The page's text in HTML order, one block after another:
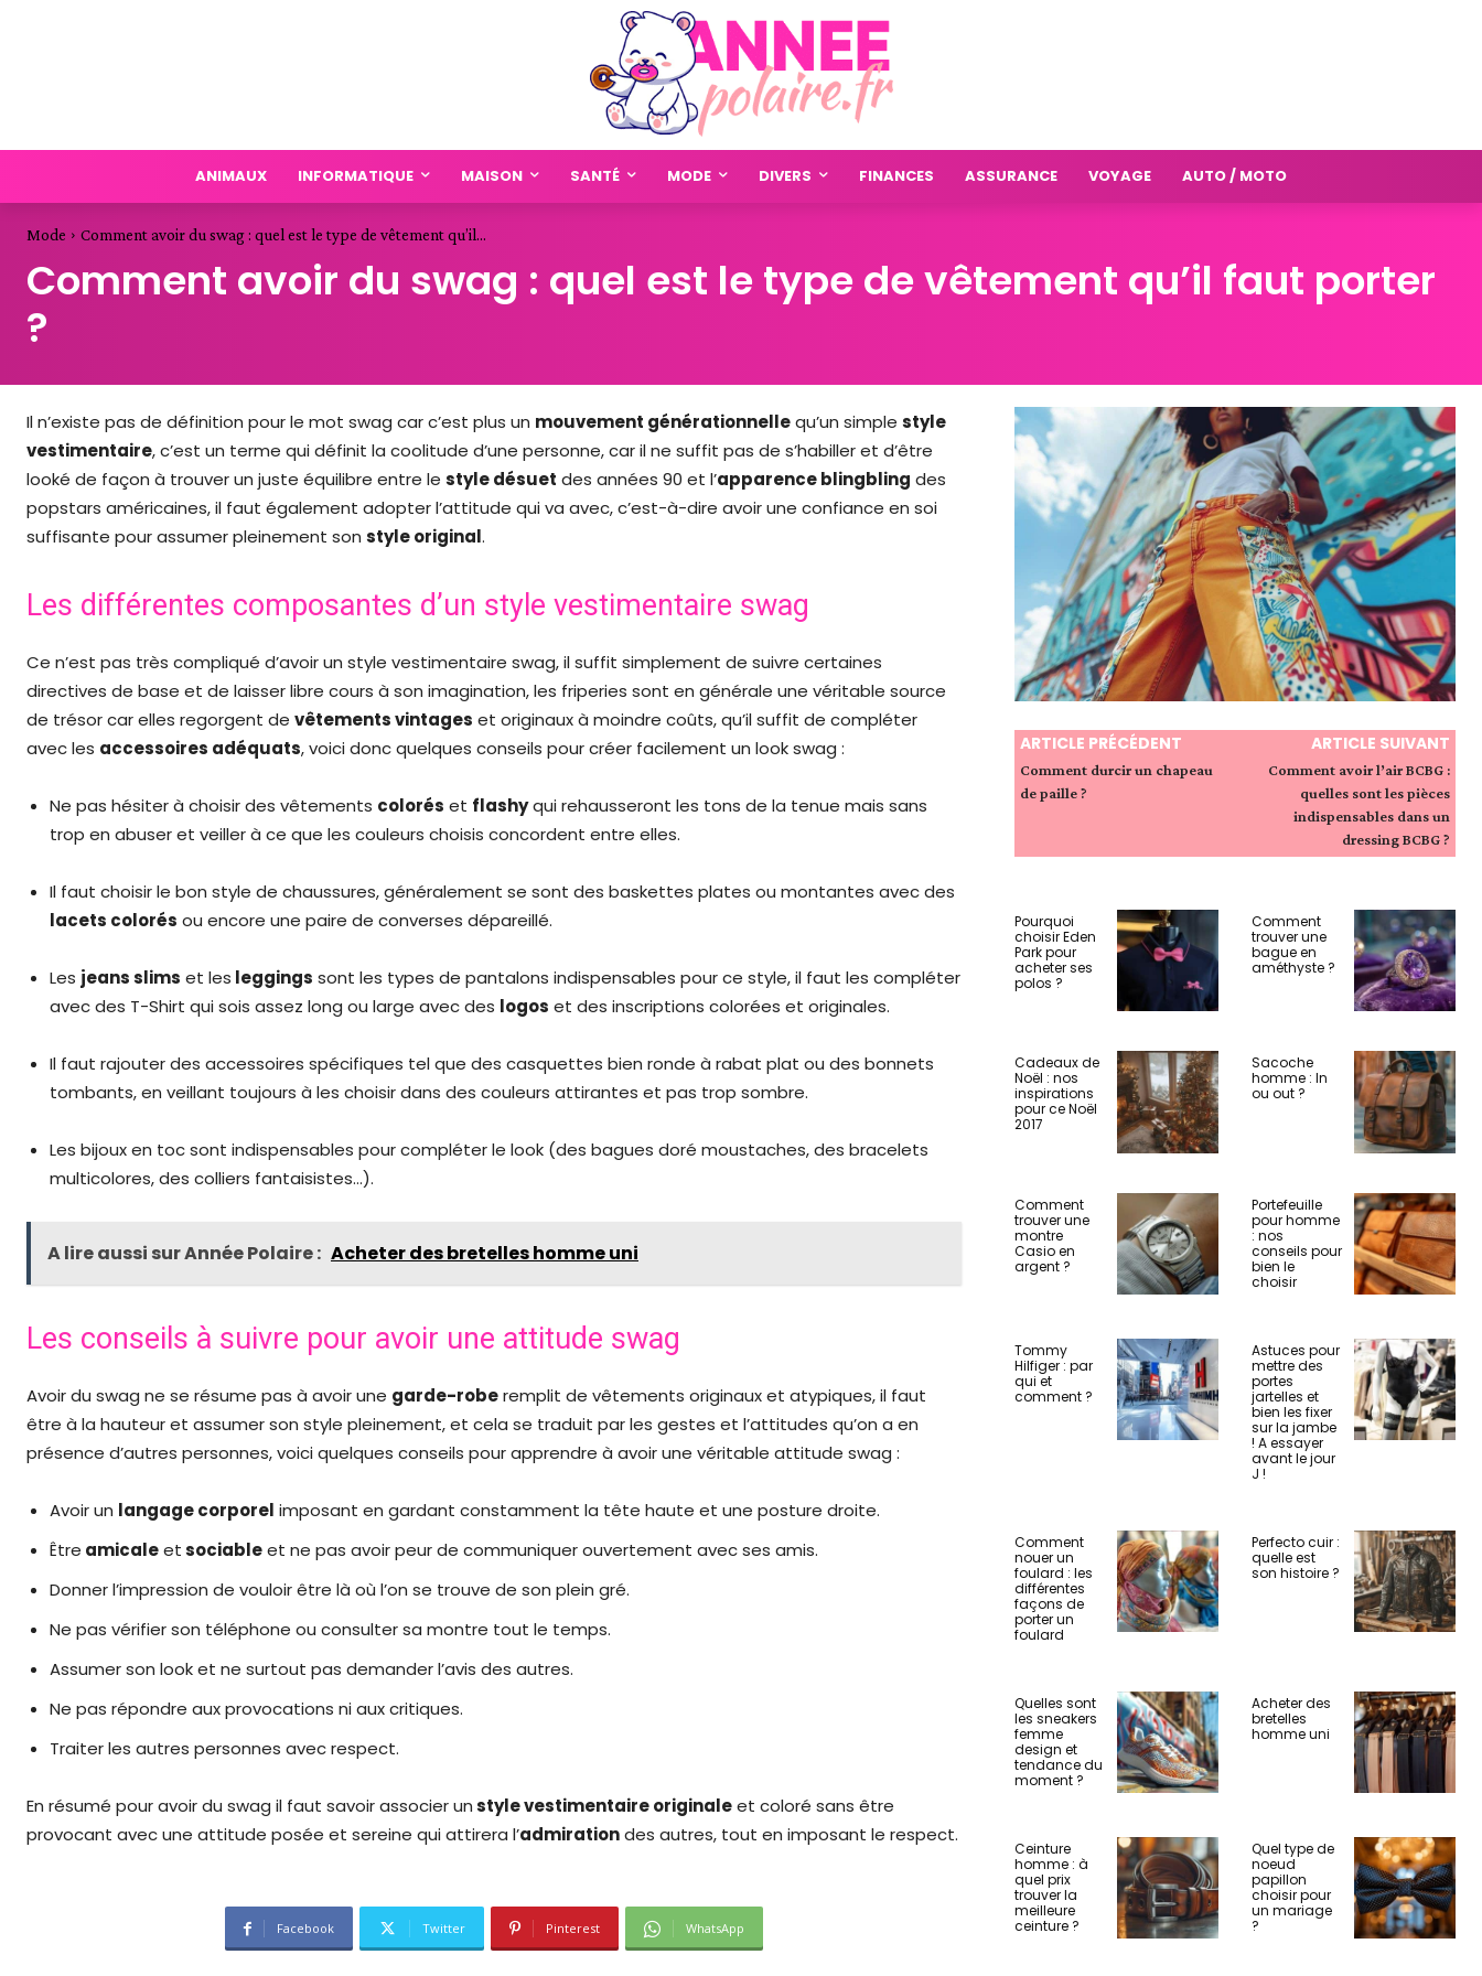
ANIMAUX INFORMATIQUE MAISON SANTÉ MODE DIVERS FINANCES ASSURANCE VOYAGE AUTO / MOTO
Mode Comment avoir du swag : quel est le type de vêtement qu’il...
Comment avoir du swag : quel est le type de vêtement qu’il faut porter
?
Il n’existe pas de définition pour le mot swag car c’est plus un mouvement générationnellequ’un simple style
vestimentaire, c’est un terme qui définit la coolitude d’une personne, car il ne suffit pas de s’habiller et d’être
looké de façon à trouver un juste équilibre entre le style désuet des années 90 et l’apparence blingbling des
popstars américaines, il faut également adopter l’attitude qui va avec, c’est-à-dire avoir une confiance en soi
suffisante pour assumer pleinement son style original.
Les différentes composantes d’un style vestimentaire swag
Ce n’est pas très compliqué d’avoir un style vestimentaire swag, il suffit simplement de suivre certaines
directives de base et de laisser libre cours à son imagination, les friperies sont en générale une véritable source
de trésor car elles regorgent de vêtements vintages et originaux à moindre coûts, qu’il suffit de compléter
avec les accessoires adéquats, voici donc quelques conseils pour créer facilement un look swag :
Ne pas hésiter à choisir des vêtements colorés et flashyqui rehausseront les tons de la tenue mais sans
trop en abuser et veiller à ce que les couleurs choisis concordent entre elles.
Il faut choisir le bon style de chaussures, généralement se sont des baskettes plates ou montantes avec des
lacets colorés ou encore une paire de converses dépareillé.
Les jeans slims et les leggings sont les types de pantalons indispensables pour ce style, il faut les compléter
avec des T-Shirt qui sois assez long ou large avec des logos et des inscriptions colorées et originales.
Il faut rajouter des accessoires spécifiques tel que des casquettes bien ronde à rabat plat ou des bonnets
tombants, en veillant toujours à les choisir dans des couleurs attirantes et pas trop sombre.
Les bijoux en toc sont indispensables pour compléter le look (des bagues doré moustaches, des bracelets
multicolores, des colliers fantaisistes…).
A lire aussi sur Année Polaire : Acheter des bretelles homme uni
Les conseils à suivre pour avoir une attitude swag
Avoir du swag ne se résume pas à avoir une garde-roberemplit de vêtements originaux et atypiques, il faut
être à la hauteur et assumer son style pleinement, et cela se traduit par les gestes et l’attitudes qu’on a en
présence d’autres personnes, voici quelques conseils pour apprendre à avoir une véritable attitude swag :
Avoir un langage corporel imposant en gardant constamment la tête haute et une posture droite.
Être amicaleetsociableet ne pas avoir peur de communiquer ouvertement avec ses amis.
Donner l’impression de vouloir être là où l’on se trouve de son plein gré.
Ne pas vérifier son téléphone ou consulter sa montre tout le temps.
Assumer son look et ne surtout pas demander l’avis des autres.
Ne pas répondre aux provocations ni aux critiques.
Traiter les autres personnes avec respect.
En résumé pour avoir du swag il faut savoir associer unstyle vestimentaire originaleet coloré sans être
provocant avec une attitude posée et sereine qui attirera l’admirationdes autres, tout en imposant le respect.
Facebook Twitter Pinterest WhatsApp
ARTICLE PRÉCÉDENT
Comment durcir un chapeau
de paille ?
ARTICLE SUIVANT
Comment avoir l’air BCBG :
quelles sont les pièces
indispensables dans un
dressing BCBG ?
Pourquoi
choisir Eden
Park pour
acheter ses
polos ?
Comment
trouver une
bague en
améthyste ?
Cadeaux de
Noël : nos
inspirations
pour ce Noël
2017
Sacoche
homme : In
ou out ?
Comment
trouver une
montre
Casio en
argent ?
Portefeuille
pour homme
: nos
conseils pour
bien le
choisir
Tommy
Hilfiger : par
qui et
comment ?
Astuces pour
mettre des
portes
jartelles et
bien les fixer
sur la jambe
! A essayer
avant le jour
J !
Comment
nouer un
foulard : les
différentes
façons de
porter un
foulard
Perfecto cuir :
quelle est
son histoire ?
Quelles sont
les sneakers
femme
design et
tendance du
moment ?
Acheter des
bretelles
homme uni
Ceinture
homme : à
quel prix
trouver la
meilleure
ceinture ?
Quel type de
noeud
papillon
choisir pour
un mariage
?